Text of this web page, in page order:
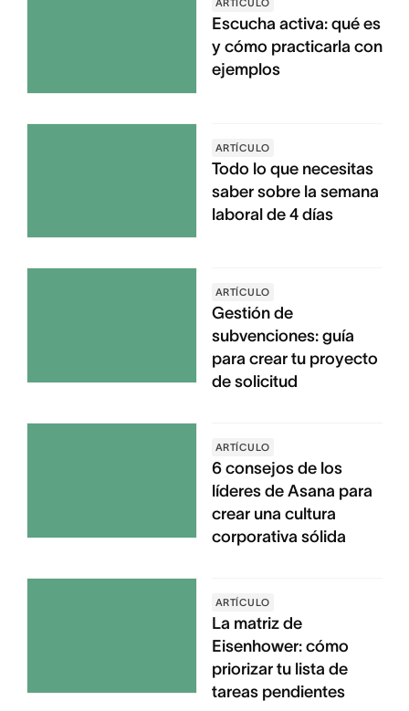
ARTÍCULO
Escucha activa: qué es
y cómo practicarla con
ejemplos
ARTÍCULO
Todo lo que necesitas
saber sobre la semana
laboral de 4 días
ARTÍCULO
Gestión de
subvenciones: guía
para crear tu proyecto
de solicitud
ARTÍCULO
6 consejos de los
líderes de Asana para
crear una cultura
corporativa sólida
ARTÍCULO
La matriz de
Eisenhower: cómo
priorizar tu lista de
tareas pendientes